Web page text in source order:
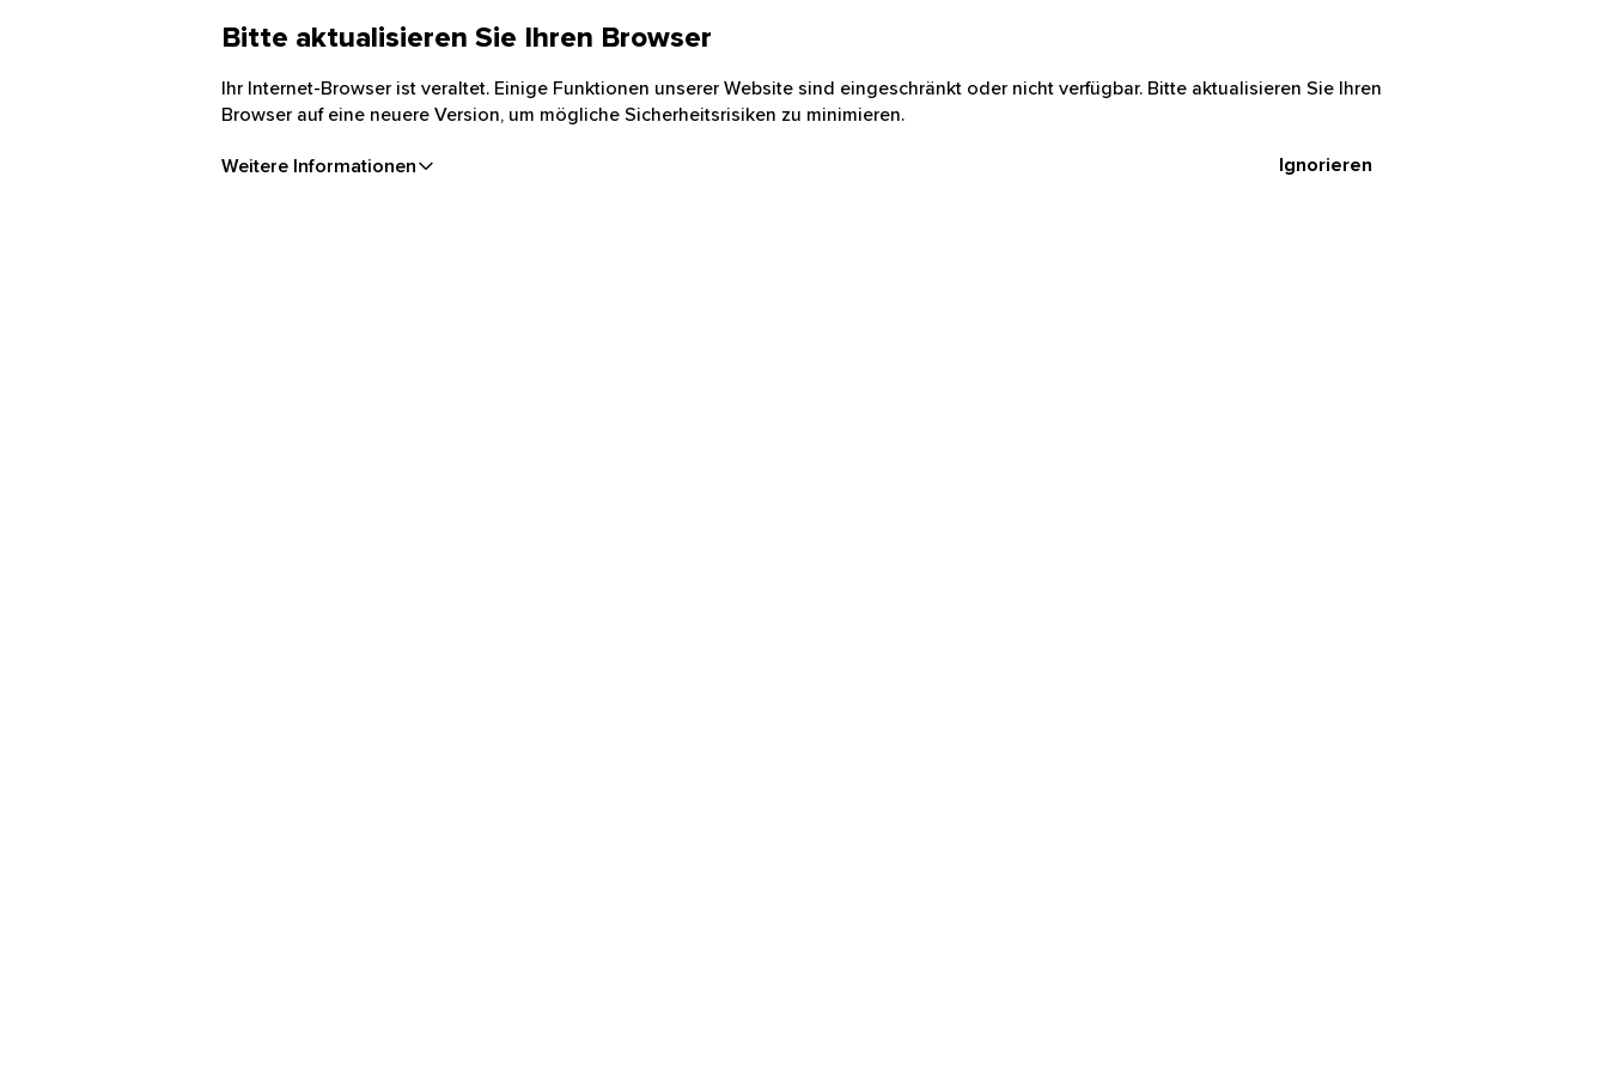
Bitte aktualisieren Sie Ihren Browser
Ihr Internet-Browser ist veraltet. Einige Funktionen unserer Website sind eingeschränkt oder nicht verfügbar. Bitte aktualisieren Sie Ihren
Browser auf eine neuere Version, um mögliche Sicherheitsrisiken zu minimieren.
Weitere Informationen Ignorieren